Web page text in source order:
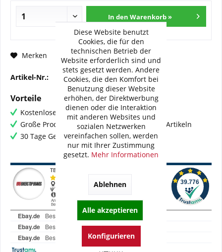
In den Warenkorb »
Merken Fragen zum Artikel?
Artikel-Nr.: BI-G0008-WMB03
Vorteile
Kostenloser Versand ab € 60,- Bestellwert
Große Produktauswahl mit mehr als 80.000 Artikeln
30 Tage Geld-Zurück-Garantie
Diese Website benutzt
Cookies, die für den
technischen Betrieb der
Website erforderlich sind und
stets gesetzt werden. Andere
Cookies, die den Komfort bei
Benutzung dieser Website
erhöhen, der Direktwerbung
dienen oder die Interaktion
mit anderen Websites und
sozialen Netzwerken
vereinfachen sollen, werden
nur mit Ihrer Zustimmung
gesetzt. Mehr Informationen
Ablehnen
Alle akzeptieren
Konfigurieren